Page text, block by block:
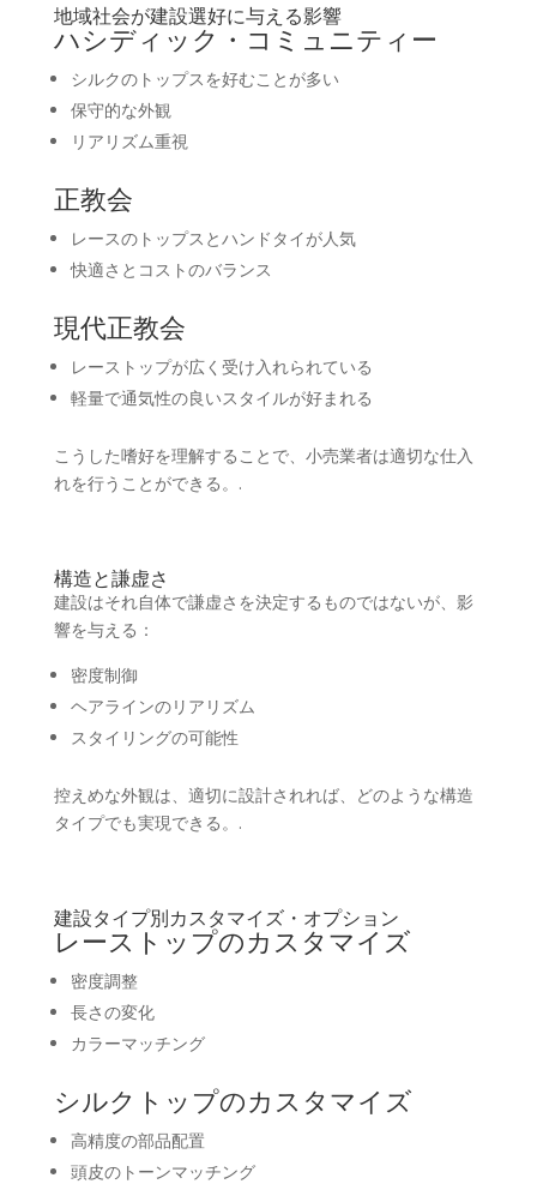
地域社会が建設選好に与える影響
ハシディック・コミュニティー
シルクのトップスを好むことが多い
保守的な外観
リアリズム重視
正教会
レースのトップスとハンドタイが人気
快適さとコストのバランス
現代正教会
レーストップが広く受け入れられている
軽量で通気性の良いスタイルが好まれる
こうした嗜好を理解することで、小売業者は適切な仕入
れを行うことができる。.
構造と謙虚さ
建設はそれ自体で謙虚さを決定するものではないが、影
響を与える：
密度制御
ヘアラインのリアリズム
スタイリングの可能性
控えめな外観は、適切に設計されれば、どのような構造
タイプでも実現できる。.
建設タイプ別カスタマイズ・オプション
レーストップのカスタマイズ
密度調整
長さの変化
カラーマッチング
シルクトップのカスタマイズ
高精度の部品配置
頭皮のトーンマッチング